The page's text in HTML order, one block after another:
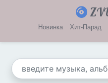
Новинка Хит-Парад